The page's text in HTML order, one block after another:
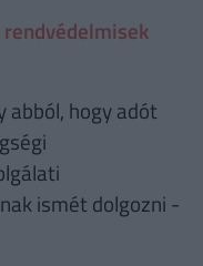
abból, hogy adót
ismét dolgozni -